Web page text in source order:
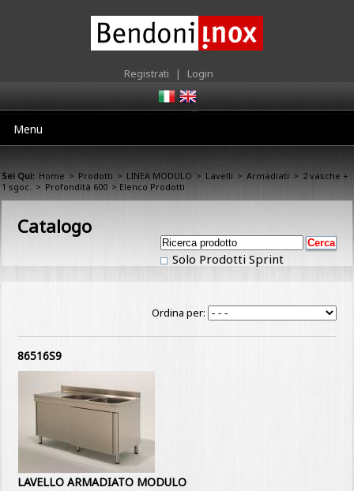
Registrati | Login
Menu
Sei Qui: Home > Prodotti > LINEA MODULO > Lavelli > Armadiati > 2 vasche +
1 sgoc. > Profondità 600 > Elenco Prodotti
Catalogo
Solo Prodotti Sprint
Ordina per:
86516S9
LAVELLO ARMADIATO MODULO